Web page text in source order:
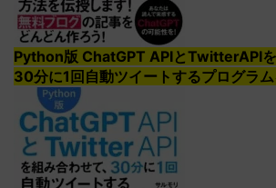
Python版 ChatGPT APIとTwitterAPIを
30分に1回自動ツイートするプログラム